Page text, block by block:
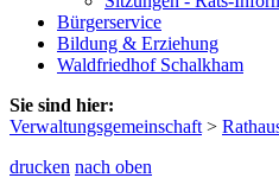
Bürgerservice
Bildung & Erziehung
Waldfriedhof Schalkham
Sie sind hier:
Verwaltungsgemeinschaft >
drucken nach oben